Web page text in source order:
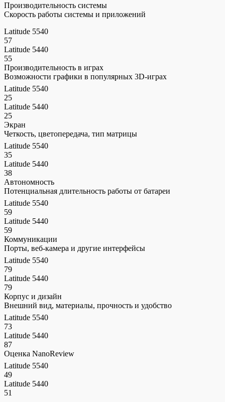
Производительность системы
Скорость работы системы и приложений
Latitude 5540
57
Latitude 5440
55
Производительность в играх
Возможности графики в популярных 3D-играх
Latitude 5540
25
Latitude 5440
25
Экран
Четкость, цветопередача, тип матрицы
Latitude 5540
35
Latitude 5440
38
Автономность
Потенциальная длительность работы от батареи
Latitude 5540
59
Latitude 5440
59
Коммуникации
Порты, веб-камера и другие интерфейсы
Latitude 5540
79
Latitude 5440
79
Корпус и дизайн
Внешний вид, материалы, прочность и удобство
Latitude 5540
73
Latitude 5440
87
Оценка NanoReview
Latitude 5540
49
Latitude 5440
51